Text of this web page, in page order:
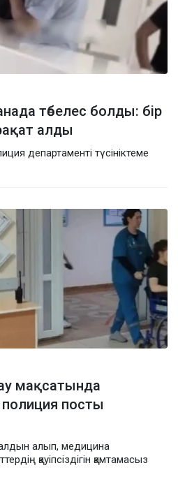
төбелес болды: бір
алды
департаменті түсініктеме
мақсатында
полиция посты
алып, медицина
қауіпсіздігін қамтамасыз